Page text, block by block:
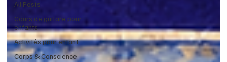
All Posts
Cours de guitare pour
enfants
Activités pour enfant
Corps & Conscience